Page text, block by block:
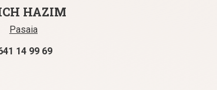
HAZIM
Pasaia
14 99 69